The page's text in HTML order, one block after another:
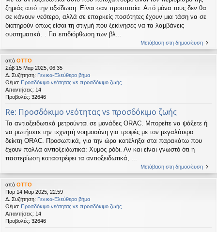
ζημιάς από την οξείδωση. Είναι σαν προστασία. Από μόνα τους δεν θα
σε κάνουν νεότερο, αλλά σε επαρκείς ποσότητες έχουν μια τάση να σε
διατηρούν όπως είσαι τη στιγμή που ξεκίνησες να τα λαμβάνεις
συστηματικά. . Για επιδιόρθωση των βλ...
Μετάβαση στη δημοσίευση
από OTTO
Σάβ 15 Μαρ 2025, 06:35
Δ. Συζήτηση: Γενικα-Ελεύθερο βήμα
Θέμα: Προσδόκιμο νεότητας vs προσδόκιμο ζωής
Απαντήσεις: 14
Προβολές: 32646
Re: Προσδόκιμο νεότητας vs προσδόκιμο ζωής
Τα αντιοξειδωτικά μετρούνται σε μονάδες ORAC. Μπορείτε να ψάξετε ή
να ρωτήσετε την τεχνητή νοημοσύνη για τροφές με τον μεγαλύτερο
δείκτη ORAC. Προσωπικά, για την ώρα κατέληξα στα παρακάτω που
έχουν πολλά αντιοξειδωτικά: Χυμός ρόδι. Αν και είναι γνωστό ότι η
παστερίωση καταστρέφει τα αντιοξειδωτικά, ...
Μετάβαση στη δημοσίευση
από OTTO
Παρ 14 Μαρ 2025, 22:59
Δ. Συζήτηση: Γενικα-Ελεύθερο βήμα
Θέμα: Προσδόκιμο νεότητας vs προσδόκιμο ζωής
Απαντήσεις: 14
Προβολές: 32646